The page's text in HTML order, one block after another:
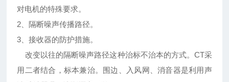
对电机的特殊要求。
2、隔断噪声传播路径。
3、接收器的防护措施。
改变以往的隔断噪声路径这种治标不治本的方式。CT采
用二者结合，标本兼治。围边、入风网、消音器是利用声